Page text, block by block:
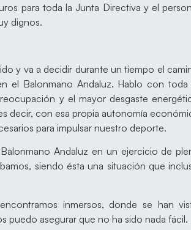
para toda la Junta Directiva y el
dignos.
y va a decidir durante un tiempo el
el Balonmano Andaluz. Hablo con toda
y el mayor desgaste
decir, con esa propia autonomía
para impulsar nuestro deporte.
Andaluz en un ejercicio de
siendo ésta una situación que
inmersos, donde se han
puedo asegurar que no ha sido nada fácil.